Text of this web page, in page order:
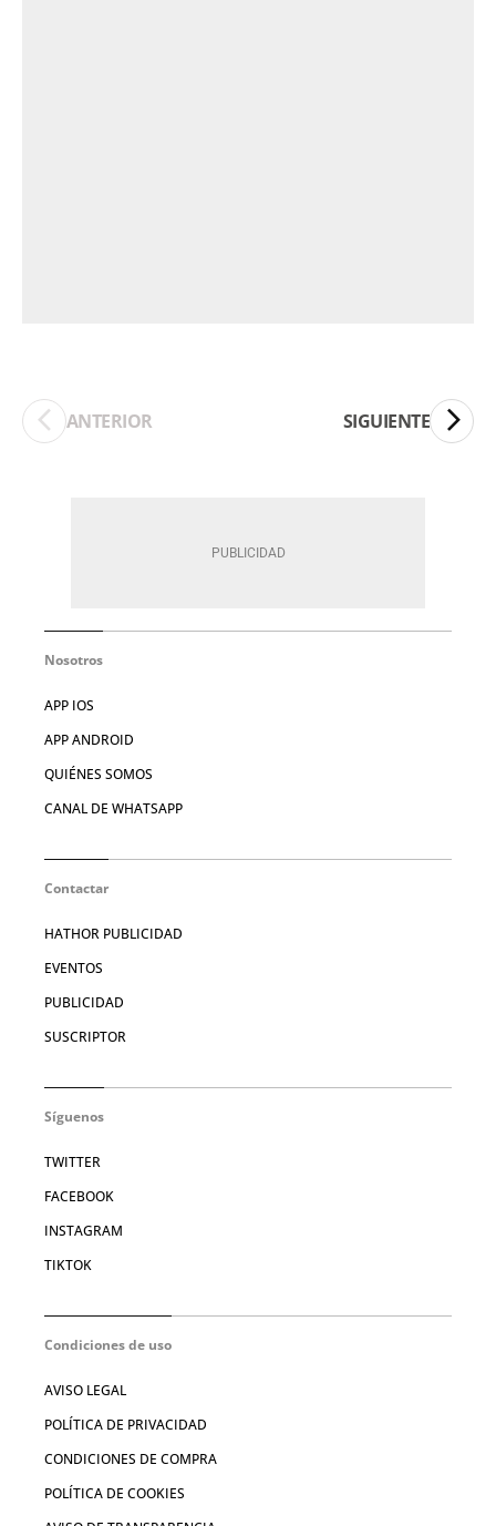
ANTERIOR SIGUIENTE
Nosotros
APP IOS
APP ANDROID
QUIÉNES SOMOS
CANAL DE WHATSAPP
Contactar
HATHOR PUBLICIDAD
EVENTOS
PUBLICIDAD
SUSCRIPTOR
Síguenos
TWITTER
FACEBOOK
INSTAGRAM
TIKTOK
Condiciones de uso
AVISO LEGAL
POLÍTICA DE PRIVACIDAD
CONDICIONES DE COMPRA
POLÍTICA DE COOKIES